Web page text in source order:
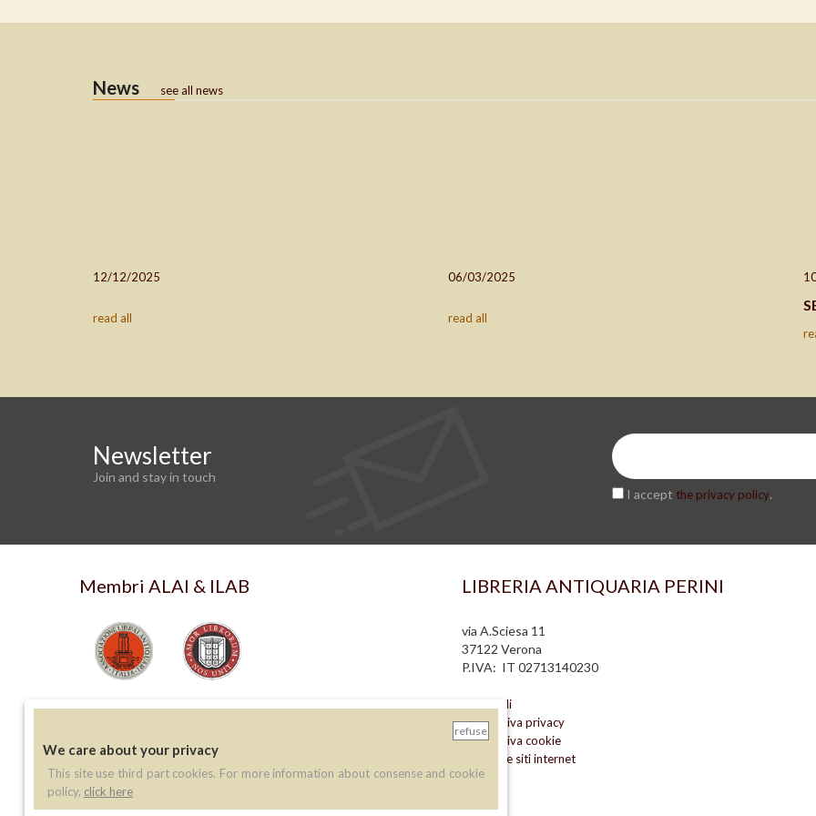
News see all news
12/12/2025
read all
06/03/2025
read all
Newsletter
Join and stay in touch
I accept the privacy policy.
Membri ALAI & ILAB LIBRERIA ANTIQUARIA PERINI
via A.Sciesa 11
37122 Verona
P.IVA: IT 02713140230
info legali
informativa privacy
informativa cookie
creazione siti internet
Contatti
refuse
We care about your privacy
This site use third part cookies. For more information about consense and cookie
policy, click here